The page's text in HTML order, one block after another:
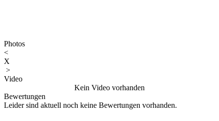
Photos
<
X
>
Video
Kein Video vorhanden
Bewertungen
Leider sind aktuell noch keine Bewertungen vorhanden.